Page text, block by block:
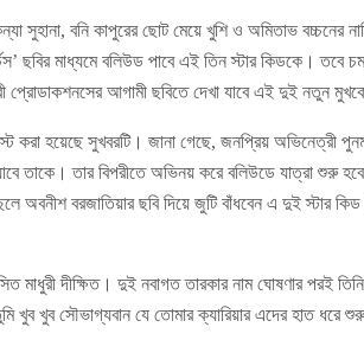
বনি কাপুরের ছোট মেয়ে খুশি ও অমিতাভ বচ্চনের
ছবির মাধ্যমে বলিউড পাবে এই তিন স্টার কিডকে। তবে
প্রোডাকশনসের আগামী ছবিতে দেখা যাবে এই দুই নতুন
করা হয়েছে সুখবরটি। জানা গেছে, জনপ্রিয় অভিনেত্রী
তাকে। তার বিপরীতে অভিনয় করে বলিউডে যাত্রা শুরু
অবনীশ বরজাতিয়ার ছবি দিয়ে জুটি বাঁধবেন এ দুই স্টার
মাধুরী দীক্ষিত। দুই নবাগত তারকার নাম ঘোষণার পরই
খুব খুব সৌভাগ্যবান যে তোমার ক্যারিয়ার এদের হাত ধরে